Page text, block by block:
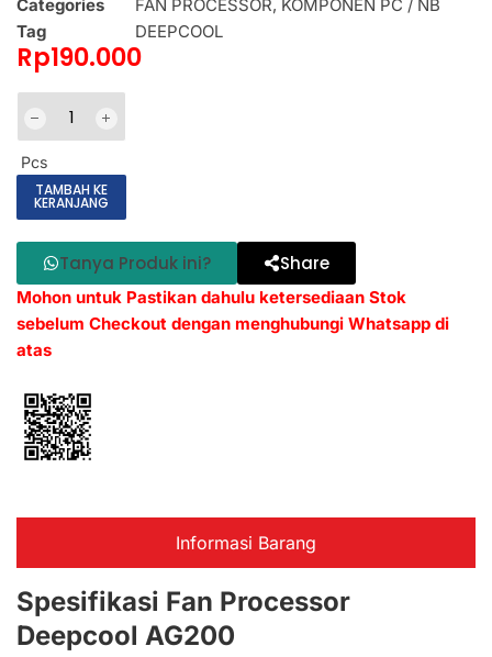
Categories FAN PROCESSOR, KOMPONEN PC / NB
Tag
DEEPCOOL
Rp190.000
Pcs
TAMBAH KE
KERANJANG
Tanya Produk ini? Share
Mohon untuk Pastikan dahulu ketersediaan Stok
sebelum Checkout dengan menghubungi Whatsapp di
atas
Informasi Barang
Spesifikasi Fan Processor
Deepcool AG200